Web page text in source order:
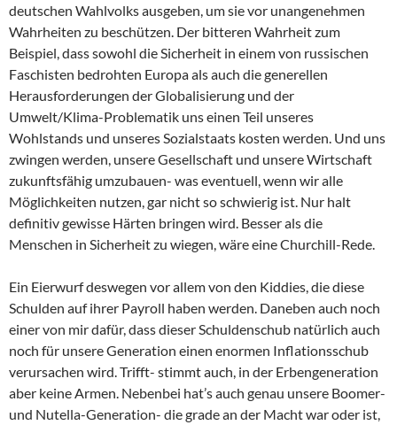
deutschen Wahlvolks ausgeben, um sie vor unangenehmen
Wahrheiten zu beschützen. Der bitteren Wahrheit zum
Beispiel, dass sowohl die Sicherheit in einem von russischen
Faschisten bedrohten Europa als auch die generellen
Herausforderungen der Globalisierung und der
Umwelt/Klima-Problematik uns einen Teil unseres
Wohlstands und unseres Sozialstaats kosten werden. Und uns
zwingen werden, unsere Gesellschaft und unsere Wirtschaft
zukunftsfähig umzubauen- was eventuell, wenn wir alle
Möglichkeiten nutzen, gar nicht so schwierig ist. Nur halt
definitiv gewisse Härten bringen wird. Besser als die
Menschen in Sicherheit zu wiegen, wäre eine Churchill-Rede.
Ein Eierwurf deswegen vor allem von den Kiddies, die diese
Schulden auf ihrer Payroll haben werden. Daneben auch noch
einer von mir dafür, dass dieser Schuldenschub natürlich auch
noch für unsere Generation einen enormen Inflationsschub
verursachen wird. Trifft- stimmt auch, in der Erbengeneration
aber keine Armen. Nebenbei hat’s auch genau unsere Boomer-
und Nutella-Generation- die grade an der Macht war oder ist,